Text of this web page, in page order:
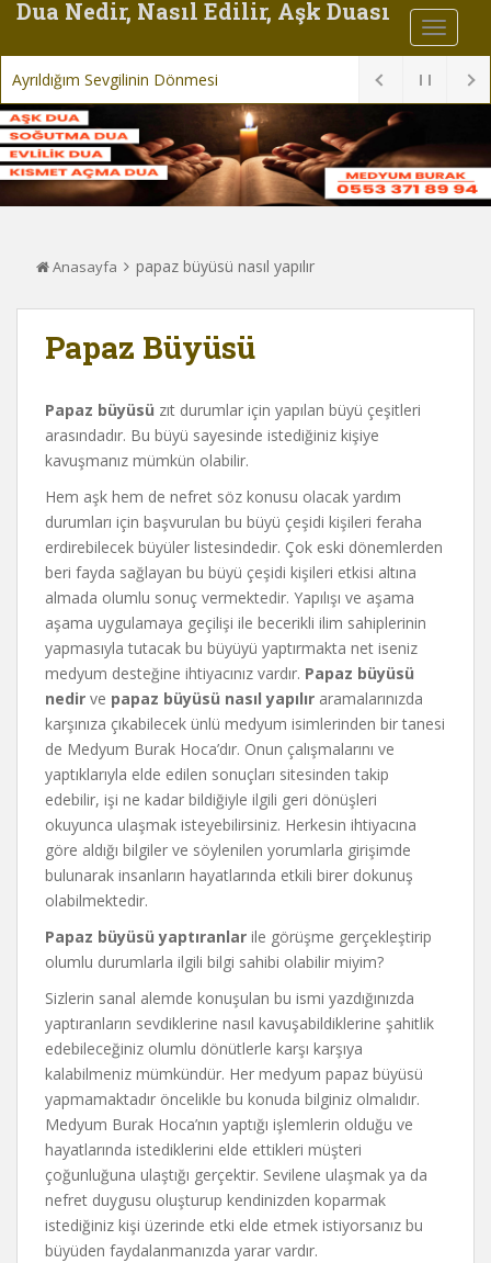
Dua Nedir, Nasıl Edilir, Aşk Duası
Ayrıldığım Sevgilinin Dönmesi İçin Du
Anasayfa papaz büyüsü nasıl yapılır
Papaz Büyüsü
Papaz büyüsü zıt durumlar için yapılan büyü çeşitleri
arasındadır. Bu büyü sayesinde istediğiniz kişiye
kavuşmanız mümkün olabilir.
Hem aşk hem de nefret söz konusu olacak yardım
durumları için başvurulan bu büyü çeşidi kişileri feraha
erdirebilecek büyüler listesindedir. Çok eski dönemlerden
beri fayda sağlayan bu büyü çeşidi kişileri etkisi altına
almada olumlu sonuç vermektedir. Yapılışı ve aşama
aşama uygulamaya geçilişi ile becerikli ilim sahiplerinin
yapmasıyla tutacak bu büyüyü yaptırmakta net iseniz
medyum desteğine ihtiyacınız vardır. Papaz büyüsü
nedir ve papaz büyüsü nasıl yapılır aramalarınızda
karşınıza çıkabilecek ünlü medyum isimlerinden bir tanesi
de Medyum Burak Hoca’dır. Onun çalışmalarını ve
yaptıklarıyla elde edilen sonuçları sitesinden takip
edebilir, işi ne kadar bildiğiyle ilgili geri dönüşleri
okuyunca ulaşmak isteyebilirsiniz. Herkesin ihtiyacına
göre aldığı bilgiler ve söylenilen yorumlarla girişimde
bulunarak insanların hayatlarında etkili birer dokunuş
olabilmektedir.
Papaz büyüsü yaptıranlar ile görüşme gerçekleştirip
olumlu durumlarla ilgili bilgi sahibi olabilir miyim?
Sizlerin sanal alemde konuşulan bu ismi yazdığınızda
yaptıranların sevdiklerine nasıl kavuşabildiklerine şahitlik
edebileceğiniz olumlu dönütlerle karşı karşıya
kalabilmeniz mümkündür. Her medyum papaz büyüsü
yapmamaktadır öncelikle bu konuda bilginiz olmalıdır.
Medyum Burak Hoca’nın yaptığı işlemlerin olduğu ve
hayatlarında istediklerini elde ettikleri müşteri
çoğunluğuna ulaştığı gerçektir. Sevilene ulaşmak ya da
nefret duygusu oluşturup kendinizden koparmak
istediğiniz kişi üzerinde etki elde etmek istiyorsanız bu
büyüden faydalanmanızda yarar vardır.